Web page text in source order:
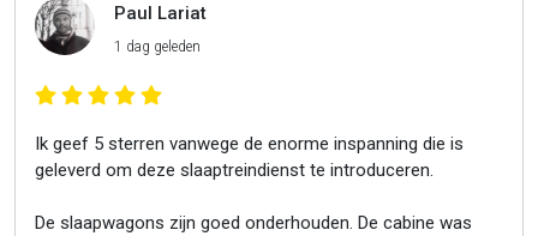
Paul Lariat
1 dag geleden
Ik geef 5 sterren vanwege de enorme inspanning die is
geleverd om deze slaaptreindienst te introduceren.
De slaapwagons zijn goed onderhouden. De cabine was